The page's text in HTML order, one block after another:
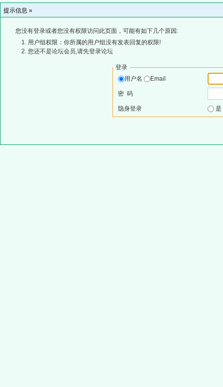
提示信息 »
您没有登录或者您没有权限访问此页面，可能有如下几个原因:
用户组权限：你所属的用户组没有发表回复的权限!
您还不是论坛会员,请先登录论坛
登录
用户名
Email
密 码
隐身登录